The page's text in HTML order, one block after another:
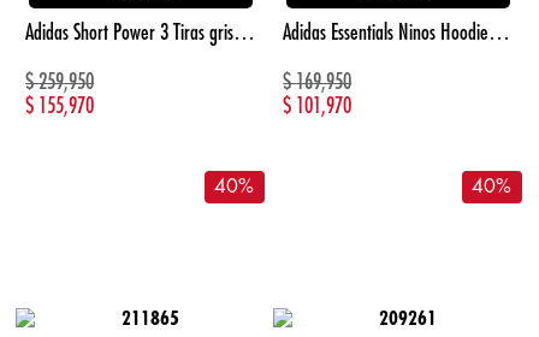
Adidas Short Power 3 Tiras gris de hombre para entrenamiento
$259,950
$ 155,970
Adidas Essentials Ninos Hoodie beige de niño lifestyle
$169,950
$ 101,970
40% 40%